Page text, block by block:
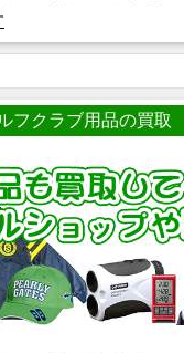
フクラブ用品の買取